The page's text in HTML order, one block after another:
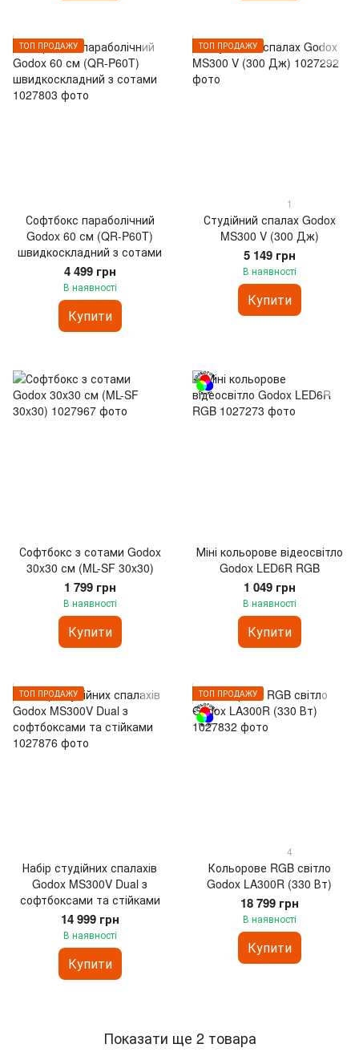
ТОП ПРОДАЖУ
Софтбокс параболічний
Godox 60 см (QR-P60T)
швидкоскладний з сотами
4 499 грн
В наявності
Купити
ТОП ПРОДАЖУ
1
Студійний спалах Godox
MS300 V (300 Дж)
5 149 грн
В наявності
Купити
Софтбокс з сотами Godox
30x30 см (ML-SF 30x30)
1 799 грн
В наявності
Купити
Міні кольорове відеосвітло
Godox LED6R RGB
1 049 грн
В наявності
Купити
ТОП ПРОДАЖУ
Набір студійних спалахів
Godox MS300V Dual з
софтбоксами та стійками
14 999 грн
В наявності
Купити
ТОП ПРОДАЖУ
4
Кольорове RGB світло
Godox LA300R (330 Вт)
18 799 грн
В наявності
Купити
Показати ще 2 товара